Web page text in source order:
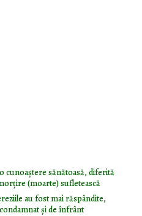
cunoaștere sănătoasă, diferită
(moarte) sufletească
au fost mai răspândite,
și de înfrânt